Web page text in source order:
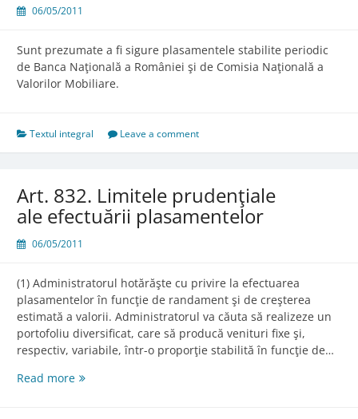
06/05/2011
Sunt prezumate a fi sigure plasamentele stabilite periodic
de Banca Naţională a României şi de Comisia Naţională a
Valorilor Mobiliare.
Textul integral Leave a comment
Art. 832. Limitele prudenţiale
ale efectuării plasamentelor
06/05/2011
(1) Administratorul hotărăşte cu privire la efectuarea
plasamentelor în funcţie de randament şi de creşterea
estimată a valorii. Administratorul va căuta să realizeze un
portofoliu diversificat, care să producă venituri fixe şi,
respectiv, variabile, într-o proporţie stabilită în funcţie de…
Read moreArt.